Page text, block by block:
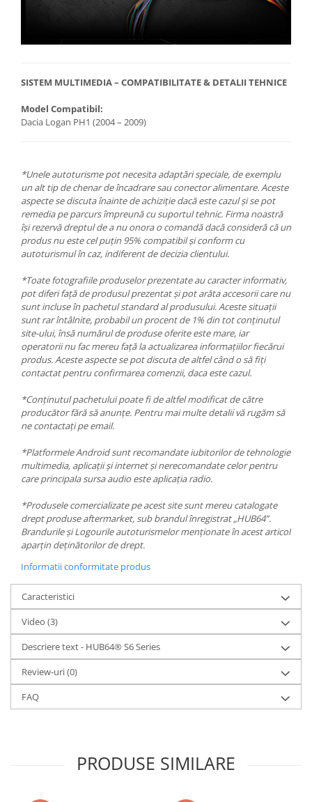
SISTEM MULTIMEDIA – COMPATIBILITATE & DETALII TEHNICE
Model Compatibil:
Dacia Logan PH1 (2004 – 2009)
*Unele autoturisme pot necesita adaptări speciale, de exemplu
un alt tip de chenar de încadrare sau conector alimentare. Aceste
aspecte se discuta înainte de achiziție dacă este cazul și se pot
remedia pe parcurs împreună cu suportul tehnic. Firma noastră
își rezervă dreptul de a nu onora o comandă dacă consideră că un
produs nu este cel puțin 95% compatibil și conform cu
autoturismul în caz, indiferent de decizia clientului.
*Toate fotografiile produselor prezentate au caracter informativ,
pot diferi față de produsul prezentat și pot arăta accesorii care nu
sunt incluse în pachetul standard al produsului. Aceste situații
sunt rar întâlnite, probabil un procent de 1% din tot conținutul
site-ului, însă numărul de produse oferite este mare, iar
operatorii nu fac mereu față la actualizarea informațiilor fiecărui
produs. Aceste aspecte se pot discuta de altfel când o să fiți
contactat pentru confirmarea comenzii, daca este cazul.
*Conținutul pachetului poate fi de altfel modificat de către
producător fără să anunțe. Pentru mai multe detalii vă rugăm să
ne contactați pe email.
*Platformele Android sunt recomandate iubitorilor de tehnologie
multimedia, aplicații și internet și nerecomandate celor pentru
care principala sursa audio este aplicația radio.
*Produsele comercializate pe acest site sunt mereu catalogate
drept produse aftermarket, sub brandul înregistrat „HUB64”.
Brandurile și Logourile autoturismelor menționate în acest articol
aparțin deținătorilor de drept.
Informatii conformitate produs
Caracteristici
Video (3)
Descriere text - HUB64® S6 Series
Review-uri(0)
FAQ
PRODUSE SIMILARE